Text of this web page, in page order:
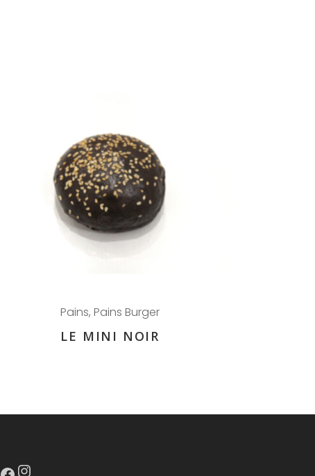
Pains,Pains Burger
LE MINI NOIR
Instagram